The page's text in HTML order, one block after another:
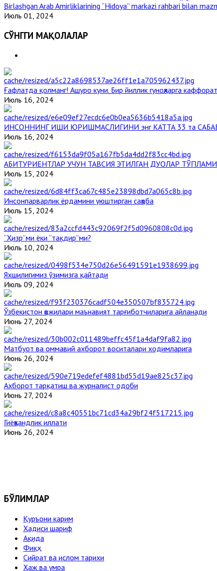
Birlashgan Arab Amirliklarining “Hidoya” markazi rahbari bilan
Июль 01, 2024
СЎНГГИ МАҚОЛАЛАР
Ғафлатда қолманг! Ашуро куни. Бир йиллик гуноҳларга
Июль 16, 2024
ИНСОННИНГ ИШИ ЮРИШМАСЛИГИНИ энг КАТТА 33 та
Июль 16, 2024
АБИТУРИЕНТЛАР УЧУН ТАВСИЯ ЭТИЛГАН ДУОЛАР ТЎПЛАМИ
Июль 15, 2024
Инсонпарварлик ёрдамини уюштирган саҳоба
Июль 15, 2024
“Ҳизр”ми ёки “тақдир”ми?
Июль 10, 2024
Яхшилигимиз ўзимизга қайтади
Июль 09, 2024
Ўзбекистон ҳожилари маънавият тарғиботчиларига айланади
Июнь 27, 2024
Матбуот ва оммавий ахборот воситалари ходимларига
Июнь 26, 2024
Ахборот тарқатиш ва журналист одоби
Июнь 27, 2024
Гиёҳвандлик иллати
Июнь 26, 2024
БЎЛИМЛАР
Қуръони карим
Ҳадиси шариф
Ақида
Фиқҳ
Сийрат ва ислом тарихи
Ҳаж ва умра